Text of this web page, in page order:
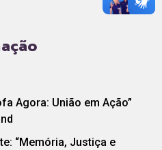
Agora: União em Ação”
“Memória, Justiça e